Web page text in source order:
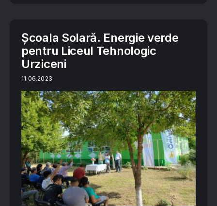
Școala Solară. Energie verde
pentru Liceul Tehnologic
Urziceni
11.06.2023